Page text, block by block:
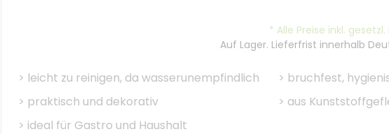
* Alle Preise inkl.
Auf Lager. Lieferfrist innerhalb
> leicht zu reinigen, da wasserunempfindlich > bruchfest,
> praktisch und dekorativ > aus
> ideal für Gastro und Haushalt